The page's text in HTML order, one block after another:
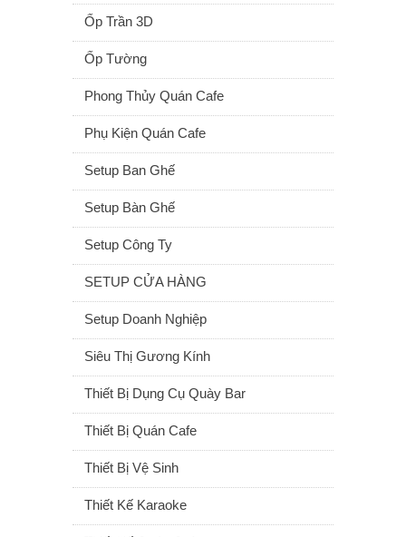
Ốp Trần 3D
Ốp Tường
Phong Thủy Quán Cafe
Phụ Kiện Quán Cafe
Setup Ban Ghế
Setup Bàn Ghế
Setup Công Ty
SETUP CỬA HÀNG
Setup Doanh Nghiệp
Siêu Thị Gương Kính
Thiết Bị Dụng Cụ Quày Bar
Thiết Bị Quán Cafe
Thiết Bị Vệ Sinh
Thiết Kế Karaoke